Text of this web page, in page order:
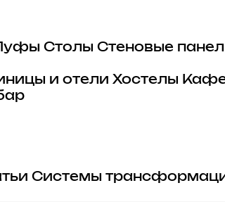
Столы Стеновые
и отели Хостелы
Системы